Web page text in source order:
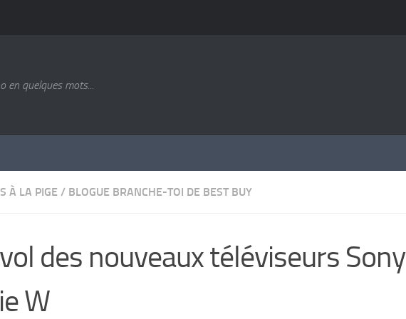
en quelques mots...
À LA PIGE / BLOGUE BRANCHE-TOI DE BEST BUY
des nouveaux téléviseurs Sony
W